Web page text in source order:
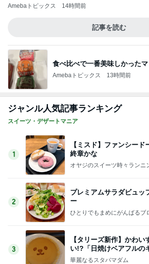
Amebaトピックス 14時間前
記事を読む
食べ比べで一番美味しかった
Amebaトピックス 13時間前
ジャンル人気記事ランキング
スイーツ・デザートマニア
1
【ミスド】ファンシー
終章かな
オヤジのスイーツ時々ランニ
2
プレミアムサラダビュッ
ー
ひとりでもまめにがんばるブ
3
【タリーズ新作】かわ
い!?「日焼けベアフルの
ケーキ」を実食
華麗なるスタバマダム